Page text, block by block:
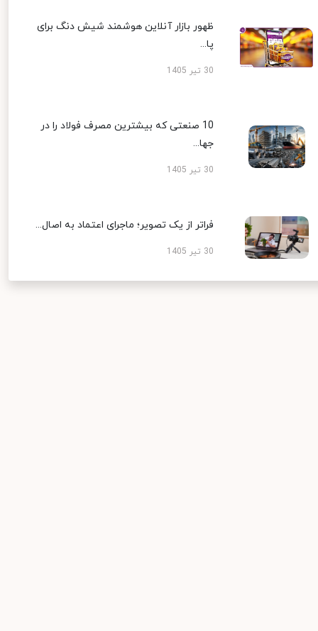
ظهور بازار آنلاین هوشمند شیش دنگ برای
پا...
30 تیر 1405
10 صنعتی که بیشترین مصرف فولاد را در
جها...
30 تیر 1405
فراتر از یک تصویر؛ ماجرای اعتماد به اصال...
30 تیر 1405